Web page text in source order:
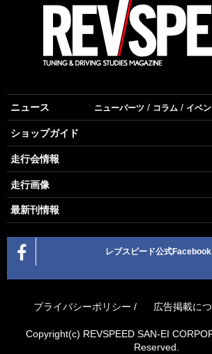
ニュース ニューパーツ コラム イベン
ショップガイド
走行会情報
走行画像
最新刊情報
レブスピード公式
プライバシーポリシー / 広告掲載に
Copyright(c) REVSPEED SAN-EI
Reserved.